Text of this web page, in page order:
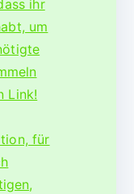
ihr
um
Link!
für